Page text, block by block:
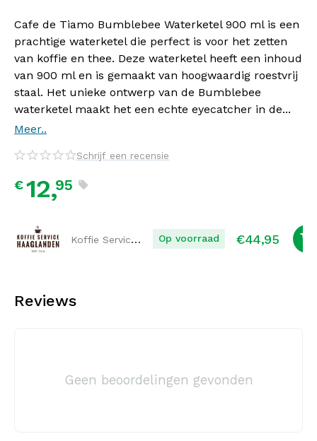
Cafe de Tiamo Bumblebee Waterketel 900 ml is een
prachtige waterketel die perfect is voor het zetten
van koffie en thee. Deze waterketel heeft een inhoud
van 900 ml en is gemaakt van hoogwaardig roestvrij
staal. Het unieke ontwerp van de Bumblebee
waterketel maakt het een echte eyecatcher in de...
Meer..
Schrijf een recensie
€ 12,95
Koffie Service Haaglanden Op voorraad €44,95
Reviews
Geen beoordelingen gevonden